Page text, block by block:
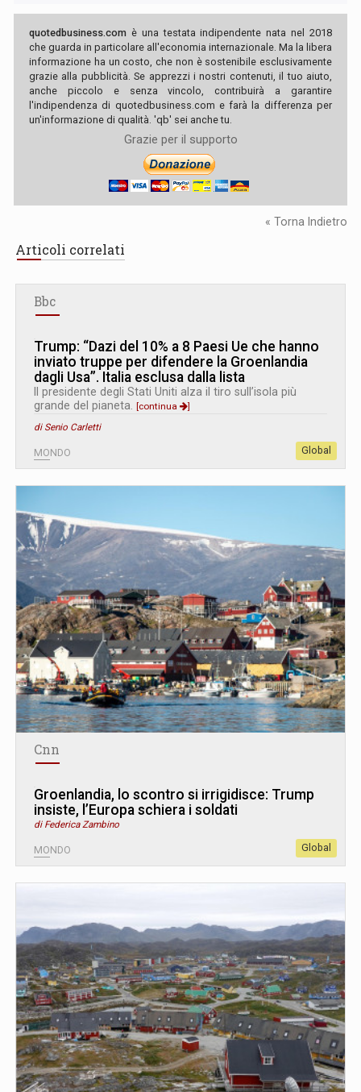
quotedbusiness.com è una testata indipendente nata nel 2018
che guarda in particolare all'economia internazionale. Ma la libera
informazione ha un costo, che non è sostenibile esclusivamente
grazie alla pubblicità. Se apprezzi i nostri contenuti, il tuo aiuto,
anche piccolo e senza vincolo, contribuirà a garantire
l'indipendenza di quotedbusiness.com e farà la differenza per
un'informazione di qualità. 'qb' sei anche tu.
Grazie per il supporto
« Torna Indietro
Articoli correlati
Bbc
Trump: “Dazi del 10% a 8 Paesi Ue che hanno
inviato truppe per difendere la Groenlandia
dagli Usa”. Italia esclusa dalla lista
Il presidente degli Stati Uniti alza il tiro sull’isola più
grande del pianeta. [continua
]
di Senio Carletti
MONDO Global
Cnn
Groenlandia, lo scontro si irrigidisce: Trump
insiste, l’Europa schiera i soldati
di Federica Zambino
MONDO Global